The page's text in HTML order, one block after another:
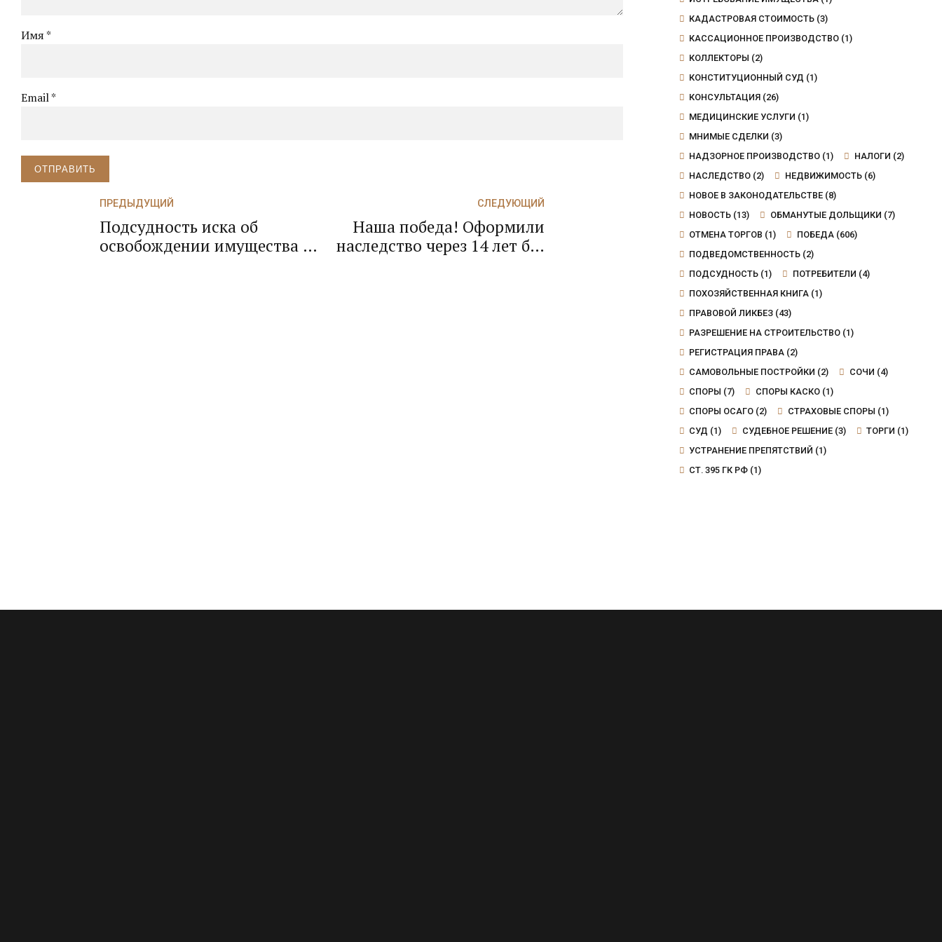
Имя *
Email *
ОТПРАВИТЬ
ПРЕДЫДУЩИЙ
Подсудность иска об
освобождении имущества от
СЛЕДУЮЩИЙ
Наша победа! Оформили
наследство через 14 лет без
КАДАСТРОВАЯ СТОИМОСТЬ (3)
КАССАЦИОННОЕ ПРОИЗВОДСТВО (1)
КОЛЛЕКТОРЫ (2)
КОНСТИТУЦИОННЫЙ СУД (1)
КОНСУЛЬТАЦИЯ (26)
МЕДИЦИНСКИЕ УСЛУГИ (1)
МНИМЫЕ СДЕЛКИ (3)
НАДЗОРНОЕ ПРОИЗВОДСТВО (1) НАЛОГИ (2)
НАСЛЕДСТВО (2) НЕДВИЖИМОСТЬ(6)
НОВОЕ В ЗАКОНОДАТЕЛЬСТВЕ (8)
НОВОСТЬ (13) ОБМАНУТЫЕ ДОЛЬЩИКИ (7)
ОТМЕНА ТОРГОВ (1) ПОБЕДА(606)
ПОДВЕДОМСТВЕННОСТЬ (2)
ПОДСУДНОСТЬ (1) ПОТРЕБИТЕЛИ (4)
ПОХОЗЯЙСТВЕННАЯ КНИГА (1)
ПРАВОВОЙ ЛИКБЕЗ (43)
РАЗРЕШЕНИЕ НА СТРОИТЕЛЬСТВО (1)
РЕГИСТРАЦИЯ ПРАВА (2)
САМОВОЛЬНЫЕ ПОСТРОЙКИ (2) СОЧИ (4)
СПОРЫ (7) СПОРЫ КАСКО(1)
СПОРЫ ОСАГО (2) СТРАХОВЫЕ СПОРЫ (1)
СУД (1) СУДЕБНОЕ РЕШЕНИЕ(3) ТОРГИ (1)
УСТРАНЕНИЕ ПРЕПЯТСТВИЙ (1)
СТ. 395 ГК РФ (1)